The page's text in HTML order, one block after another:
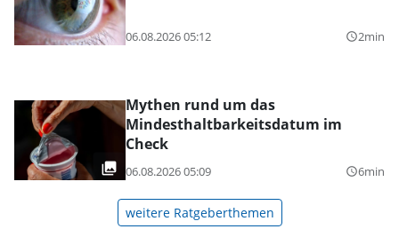
06.08.2026 05:12 query_builder2min
Mythen rund um das
Mindesthaltbarkeitsdatum im
Check
06.08.2026 05:09 query_builder6min
weitere Ratgeberthemen